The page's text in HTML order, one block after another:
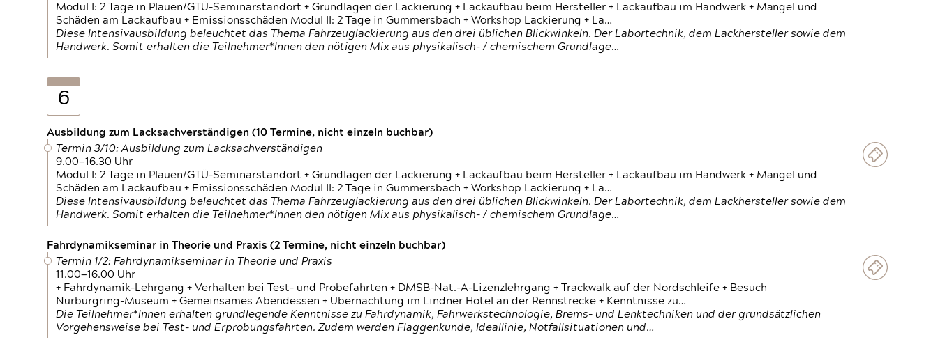
Modul I: 2 Tage in Plauen/GTÜ-Seminarstandort + Grundlagen der Lackierung + Lackaufbau beim Hersteller + Lackaufbau im Handwerk + Mängel und
Schäden am Lackaufbau + Emissionsschäden Modul II: 2 Tage in Gummersbach + Workshop Lackierung + La…
Diese Intensivausbildung beleuchtet das Thema Fahrzeuglackierung aus den drei üblichen Blickwinkeln. Der Labortechnik, dem Lackhersteller sowie dem
Handwerk. Somit erhalten die Teilnehmer*Innen den nötigen Mix aus physikalisch- / chemischem Grundlage…
6
Ausbildung zum Lacksachverständigen (10 Termine, nicht einzeln buchbar)
Termin 3/10: Ausbildung zum Lacksachverständigen
9.00—16.30 Uhr
Modul I: 2 Tage in Plauen/GTÜ-Seminarstandort + Grundlagen der Lackierung + Lackaufbau beim Hersteller + Lackaufbau im Handwerk + Mängel und
Schäden am Lackaufbau + Emissionsschäden Modul II: 2 Tage in Gummersbach + Workshop Lackierung + La…
Diese Intensivausbildung beleuchtet das Thema Fahrzeuglackierung aus den drei üblichen Blickwinkeln. Der Labortechnik, dem Lackhersteller sowie dem
Handwerk. Somit erhalten die Teilnehmer*Innen den nötigen Mix aus physikalisch- / chemischem Grundlage…
Fahrdynamikseminar in Theorie und Praxis (2 Termine, nicht einzeln buchbar)
Termin 1/2: Fahrdynamikseminar in Theorie und Praxis
11.00—16.00 Uhr
+ Fahrdynamik-Lehrgang + Verhalten bei Test- und Probefahrten + DMSB-Nat.-A-Lizenzlehrgang + Trackwalk auf der Nordschleife + Besuch
Nürburgring-Museum + Gemeinsames Abendessen + Übernachtung im Lindner Hotel an der Rennstrecke + Kenntnisse zu…
Die Teilnehmer*Innen erhalten grundlegende Kenntnisse zu Fahrdynamik, Fahrwerkstechnologie, Brems- und Lenktechniken und der grundsätzlichen
Vorgehensweise bei Test- und Erprobungsfahrten. Zudem werden Flaggenkunde, Ideallinie, Notfallsituationen und…